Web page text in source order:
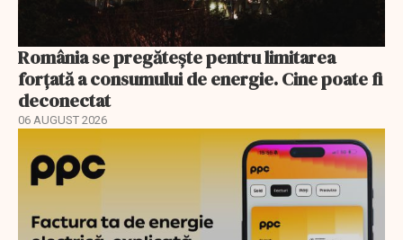
România se pregătește pentru limitarea
forțată a consumului de energie. Cine poate fi
deconectat
06 AUGUST 2026